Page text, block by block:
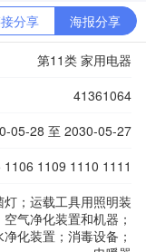
分享 海报分享
第11类 家用电器
41361064
05-28 至 2030-05-27
1109 1110 1111
；运载工具用照明装
气净化装置和机器；
化装置；消毒设备；